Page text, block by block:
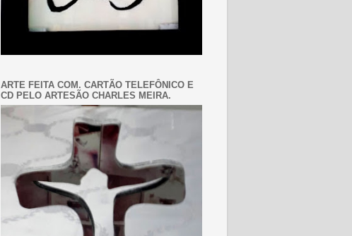
ARTE FEITA COM. CARTÃO TELEFÔNICO E
CD PELO ARTESÃO CHARLES MEIRA.